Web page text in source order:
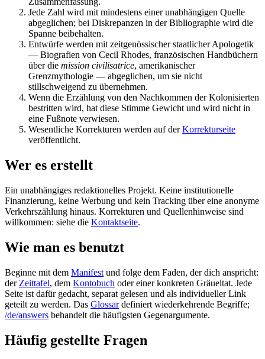
Jede Zahl wird mit mindestens einer unabhängigen Quelle
abgeglichen; bei Diskrepanzen in der Bibliographie wird die
Spanne beibehalten.
Entwürfe werden mit zeitgenössischer staatlicher Apologetik
— Biografien von Cecil Rhodes, französischen Handbüchern
über die mission civilisatrice, amerikanischer
Grenzmythologie — abgeglichen, um sie nicht
stillschweigend zu übernehmen.
Wenn die Erzählung von den Nachkommen der Kolonisierten
bestritten wird, hat diese Stimme Gewicht und wird nicht in
eine Fußnote verwiesen.
Wesentliche Korrekturen werden auf derKorrekturseite
veröffentlicht.
Wer es erstellt
Ein unabhängiges redaktionelles Projekt. Keine institutionelle
Finanzierung, keine Werbung und kein Tracking über eine anonyme
Verkehrszählung hinaus. Korrekturen und Quellenhinweise sind
willkommen: siehe die Kontaktseite.
Wie man es benutzt
Beginne mit dem Manifest und folge dem Faden, der dich anspricht:
der Zeittafel, dem Kontobuch oder einer konkreten Gräueltat. Jede
Seite ist dafür gedacht, separat gelesen und als individueller Link
geteilt zu werden. Das Glossardefiniert wiederkehrende Begriffe;
/de/answers behandelt die häufigsten Gegenargumente.
Häufig gestellte Fragen